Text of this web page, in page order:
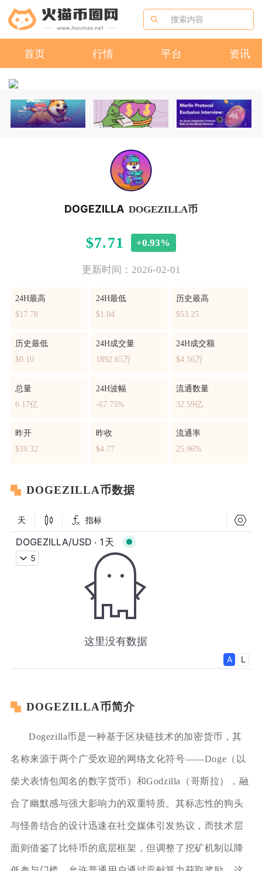
首页 行情 平台 资讯
DOGEZILLA DOGEZILLA币
$7.71 +0.93%
更新时间：2026-02-01
24H最高
$17.78
24H最低
$1.04
历史最高
$53.25
历史最低
$0.10
24H成交量
1892.65万
24H成交额
$4.56万
总量
6.17亿
24H波幅
-67.75%
流通数量
32.59亿
昨开
$10.32
昨收
$4.77
流通率
25.96%
DOGEZILLA币数据
DOGEZILLA币简介
Dogezilla币是一种基于区块链技术的加密货币，其
名称来源于两个广受欢迎的网络文化符号——Doge（以
柴犬表情包闻名的数字货币）和Godzilla（哥斯拉），融
合了幽默感与强大影响力的双重特质。其标志性的狗头
与怪兽结合的设计迅速在社交媒体引发热议，而技术层
面则借鉴了比特币的底层框架，但调整了挖矿机制以降